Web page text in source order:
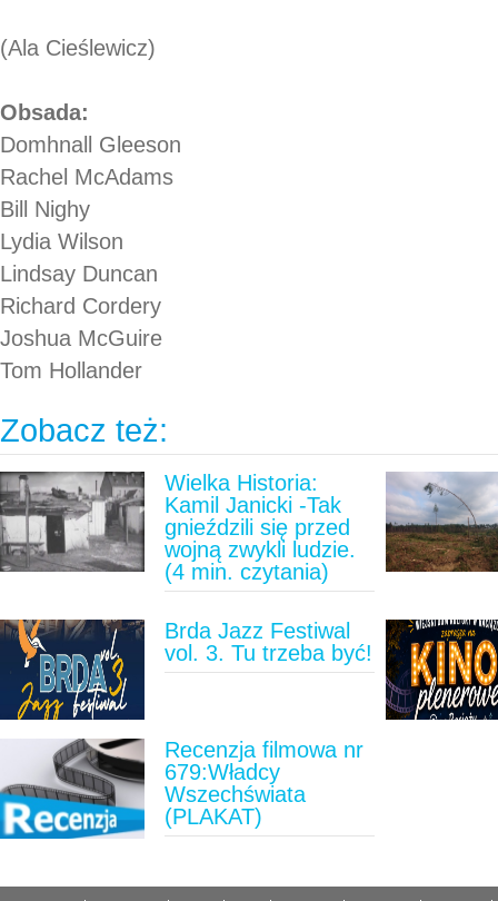
(Ala Cieślewicz)
Obsada:
Domhnall Gleeson
Rachel McAdams
Bill Nighy
Lydia Wilson
Lindsay Duncan
Richard Cordery
Joshua McGuire
Tom Hollander
Zobacz też:
Wielka Historia:
Kamil Janicki -Tak
gnieździli się przed
wojną zwykli ludzie.
(4 min. czytania)
Brda Jazz Festiwal
vol. 3. Tu trzeba być!
Recenzja filmowa nr
679:Władcy
Wszechświata
(PLAKAT)